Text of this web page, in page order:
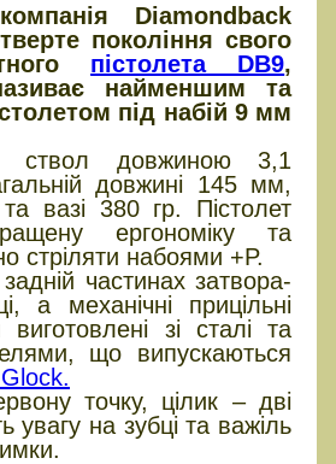
Diamondback
покоління свого
пістолета DB9,
найменшим та
під набій 9 мм
ствол довжиною 3,1
довжині 145 мм,
вазі 380 гр. Пістолет
ергономіку та
стріляти набоями +P.
частинах затвора-
а механічні прицільні
виготовлені зі сталі та
що випускаються
Glock.
точку, цілик – дві
увагу на зубці та важіль